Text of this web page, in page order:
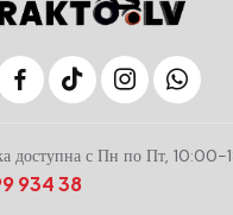
доступна с Пн по Пт, 10:00-
934 38